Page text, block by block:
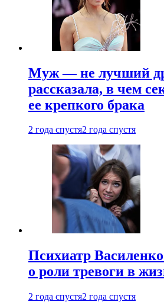
Муж — не лучший
рассказала, в чем
ее крепкого брака
2 года спустя2 года спустя
Психиатр Василенко
о роли тревоги в
2 года спустя2 года спустя